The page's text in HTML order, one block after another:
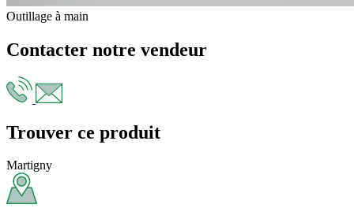
Outillage à main
Contacter notre vendeur
Trouver ce produit
Martigny